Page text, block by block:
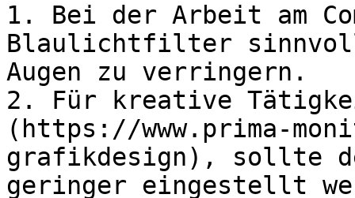
1. Bei der Arbeit am
Blaulichtfilter sinnvoll
Augen zu verringern.
2. Für kreative
(https://www.prima-
grafikdesign), sollte
geringer eingestellt